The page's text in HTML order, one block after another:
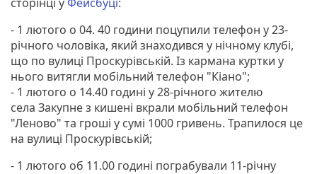
- 1 лютого о 04. 40 години поцупили телефон у 23-
річного чоловіка, який знаходився у нічному клубі,
що по вулиці Проскурівській. Із кармана куртки у
нього витягли мобільний телефон "Кіано";
- 1 лютого о 14.40 годині у 28-річного жителю
села Закупне з кишені вкрали мобільний телефон
"Леново" та гроші у сумі 1000 гривень. Трапилося це
на вулиці Проскурівській;
- 1 лютого об 11.00 годині пограбували 11-річну